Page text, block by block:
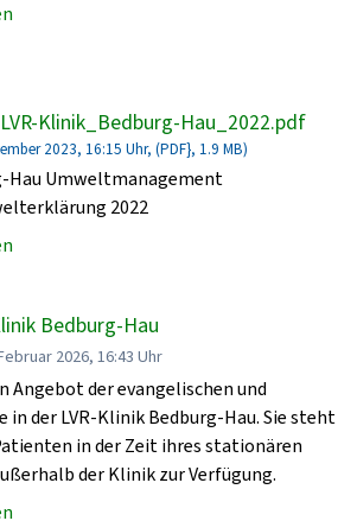
Klinik_Bedburg-Hau_2022.pdf
2023, 16:15 Uhr, (PDF}, 1.9 MB)
Hau Umweltmanagement
2022
Bedburg-Hau
2026, 16:43 Uhr
Angebot der evangelischen und
in der LVR-Klinik Bedburg-Hau. Sie steht
in der Zeit ihres stationären
der Klinik zur Verfügung.